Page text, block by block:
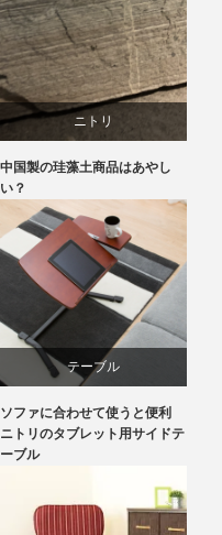
椅子
ニトリ
マーケティング
中国製の珪藻土商品はあやし
い？
テーブル
ニトリ
ソファに合わせて使うと便利
ニトリのタブレット用サイドテ
ーブル